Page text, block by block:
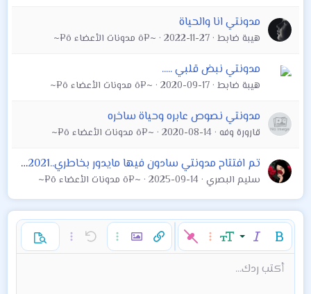
مدونتي انا والحياة
هيبة ضابط 2022-11-27 ~¤ô مدونات الأعضاء ô¤~
مدونتي نبض قلبي .....
هيبة ضابط 2020-09-17 ~¤ô مدونات الأعضاء ô¤~
مدونتي نصوص عابره وحياة ساخره
قارورة وفه 2020-08-14 ~¤ô مدونات الأعضاء ô¤~
تم افتتاح مدونتي سادون فيها مايدور بخاطري..1/10/2021 الجمعة
سليم البصري 2025-09-14 ~¤ô مدونات الأعضاء ô¤~
غامق مائل حجم الخط
9
10
خيارات إضافية…إدراج رابطإدراج صورةخيارات إضافية…
تراجع خيارات إضافية…
معاينة
لون النصBackground Color
عائلة الخطالإبتسامات
إقتباسميديا إعادةتبديل الـ BB codeإزالة التنسيقأكتب ردك...